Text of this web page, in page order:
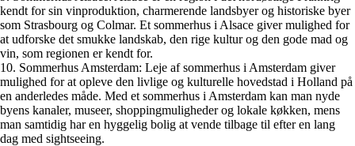
kendt for sin vinproduktion, charmerende landsbyer og historiske byer
som Strasbourg og Colmar. Et sommerhus i Alsace giver mulighed for
at udforske det smukke landskab, den rige kultur og den gode mad og
vin, som regionen er kendt for.
10. Sommerhus Amsterdam: Leje af sommerhus i Amsterdam giver
mulighed for at opleve den livlige og kulturelle hovedstad i Holland på
en anderledes måde. Med et sommerhus i Amsterdam kan man nyde
byens kanaler, museer, shoppingmuligheder og lokale køkken, mens
man samtidig har en hyggelig bolig at vende tilbage til efter en lang
dag med sightseeing.